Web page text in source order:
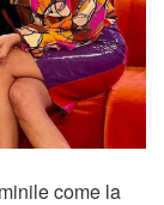
come la